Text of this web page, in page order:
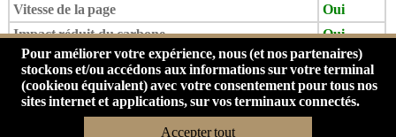
Vitesse de la page
Oui
Impact réduit du carbone
Oui
Vinci Card
Oui
Mail Omega
Oui
Pour améliorer votre expérience, nous (et nos partenaires)
stockons et/ou accédons aux informations sur votre terminal
(cookieou équivalent) avec votre consentement pour tous nos
sites internet et applications, sur vos terminaux connectés.
Accepter tout